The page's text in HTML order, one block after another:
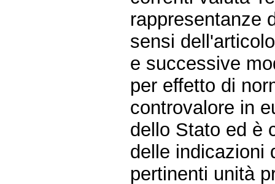
rappresentanze
sensi
e successive
per effetto di
controvalore in
dello Stato ed è
delle indicazioni
pertinenti unità